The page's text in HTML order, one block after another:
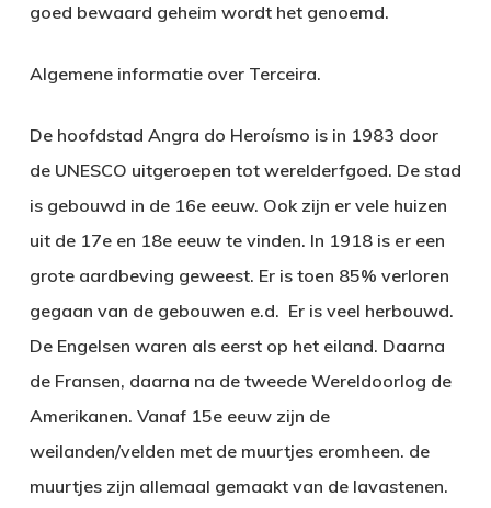
goed bewaard geheim wordt het genoemd.
Algemene informatie over Terceira.
De hoofdstad Angra do Heroísmo is in 1983 door
de UNESCO uitgeroepen tot werelderfgoed. De stad
is gebouwd in de 16e eeuw. Ook zijn er vele huizen
uit de 17e en 18e eeuw te vinden. In 1918 is er een
grote aardbeving geweest. Er is toen 85% verloren
gegaan van de gebouwen e.d. Er is veel herbouwd.
De Engelsen waren als eerst op het eiland. Daarna
de Fransen, daarna na de tweede Wereldoorlog de
Amerikanen. Vanaf 15e eeuw zijn de
weilanden/velden met de muurtjes eromheen. de
muurtjes zijn allemaal gemaakt van de lavastenen.